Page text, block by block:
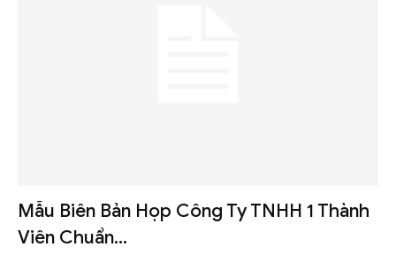
Mẫu Biên Bản Họp Công Ty TNHH 1 Thành
Viên Chuẩn...